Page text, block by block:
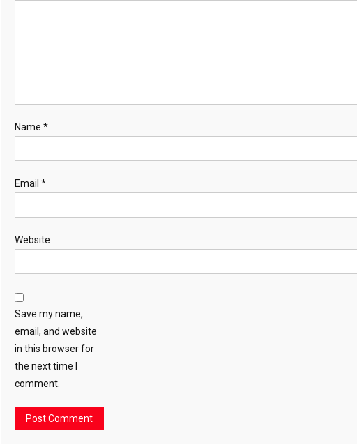
Name *
Email *
Website
Save my name,
email, and website
in this browser for
the next time I
comment.